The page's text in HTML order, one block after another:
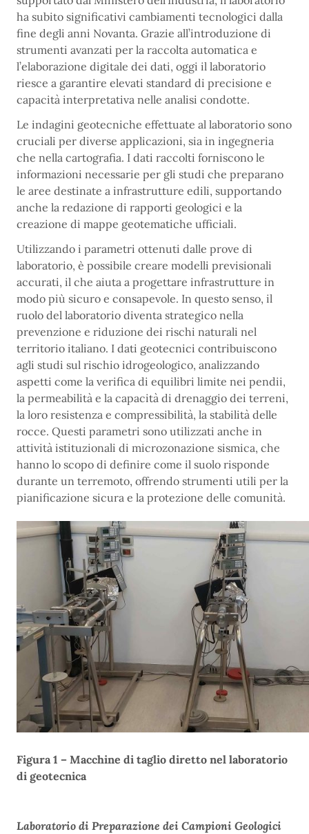
ha subito significativi cambiamenti tecnologici dalla
fine degli anni Novanta. Grazie all’introduzione di
strumenti avanzati per la raccolta automatica e
l’elaborazione digitale dei dati, oggi il laboratorio
riesce a garantire elevati standard di precisione e
capacità interpretativa nelle analisi condotte.
Le indagini geotecniche effettuate al laboratorio sono
cruciali per diverse applicazioni, sia in ingegneria
che nella cartografia. I dati raccolti forniscono le
informazioni necessarie per gli studi che preparano
le aree destinate a infrastrutture edili, supportando
anche la redazione di rapporti geologici e la
creazione di mappe geotematiche ufficiali.
Utilizzando i parametri ottenuti dalle prove di
laboratorio, è possibile creare modelli previsionali
accurati, il che aiuta a progettare infrastrutture in
modo più sicuro e consapevole. In questo senso, il
ruolo del laboratorio diventa strategico nella
prevenzione e riduzione dei rischi naturali nel
territorio italiano. I dati geotecnici contribuiscono
agli studi sul rischio idrogeologico, analizzando
aspetti come la verifica di equilibri limite nei pendii,
la permeabilità e la capacità di drenaggio dei terreni,
la loro resistenza e compressibilità, la stabilità delle
rocce. Questi parametri sono utilizzati anche in
attività istituzionali di microzonazione sismica, che
hanno lo scopo di definire come il suolo risponde
durante un terremoto, offrendo strumenti utili per la
pianificazione sicura e la protezione delle comunità.
Figura 1 – Macchine di taglio diretto nel laboratorio
di geotecnica
Laboratorio di Preparazione dei Campioni Geologici